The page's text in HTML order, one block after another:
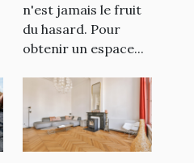
n'est jamais le fruit
du hasard. Pour
obtenir un espace...